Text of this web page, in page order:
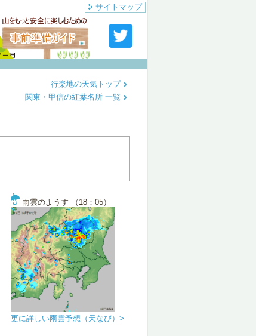
サイトマップ
行楽地の天気トップ
関東・甲信の紅葉名所 一覧
雨雲のようす （18：05）
更に詳しい雨雲予想（天なび）>